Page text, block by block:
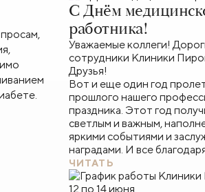
С Днём
работника!
Уважаемые коллеги!
сотрудники Клиники
Друзья!
Вот и еще один год
прошлого нашего
праздника. Этот год
светлым и важным,
яркими событиями и
наградами. И все
ЧИТАТЬ